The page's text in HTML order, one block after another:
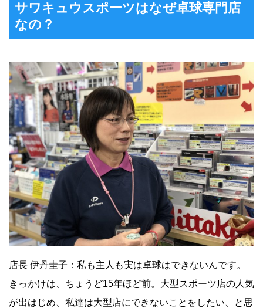
サワキュウスポーツはなぜ卓球専門店
なの？
店長 伊丹圭子：私も主人も実は卓球はできないんです。
きっかけは、ちょうど15年ほど前。大型スポーツ店の人気
が出はじめ、私達は大型店にできないことをしたい、と思